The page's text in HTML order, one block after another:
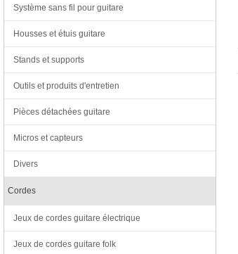
Système sans fil pour guitare
Housses et étuis guitare
Stands et supports
Outils et produits d'entretien
Pièces détachées guitare
Micros et capteurs
Divers
Cordes
Jeux de cordes guitare électrique
Jeux de cordes guitare folk